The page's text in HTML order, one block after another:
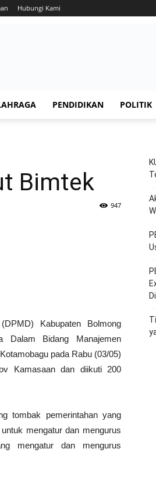
Hubungi Kami
PENDIDIKAN POLITIK
Bimtek
947
Kabupaten Bolmong
Dalam Bidang Manajemen
pada Rabu (03/05)
Kamasaan dan diikuti 200
tombak pemerintahan yang
mengatur dan mengurus
mengatur dan mengurus